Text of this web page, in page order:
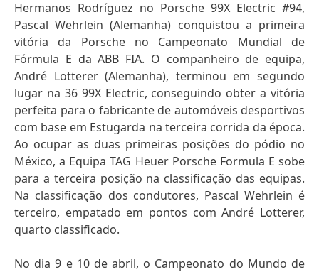
Hermanos Rodríguez no Porsche 99X Electric #94,
Pascal Wehrlein (Alemanha) conquistou a primeira
vitória da Porsche no Campeonato Mundial de
Fórmula E da ABB FIA. O companheiro de equipa,
André Lotterer (Alemanha), terminou em segundo
lugar na 36 99X Electric, conseguindo obter a vitória
perfeita para o fabricante de automóveis desportivos
com base em Estugarda na terceira corrida da época.
Ao ocupar as duas primeiras posições do pódio no
México, a Equipa TAG Heuer Porsche Formula E sobe
para a terceira posição na classificação das equipas.
Na classificação dos condutores, Pascal Wehrlein é
terceiro, empatado em pontos com André Lotterer,
quarto classificado.
No dia 9 e 10 de abril, o Campeonato do Mundo de